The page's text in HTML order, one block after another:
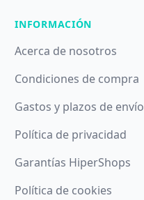
INFORMACIÓN
Acerca de nosotros
Condiciones de compra
Gastos y plazos de envío
Política de privacidad
Garantías HiperShops
Política de cookies